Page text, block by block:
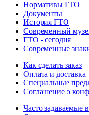
Нормативы ГТО
Документы
История ГТО
Современный
ГТО - сегодня
Современные
Как сделать заказ
Оплата и доставка
Специальные
Соглашение о
Часто задаваемые